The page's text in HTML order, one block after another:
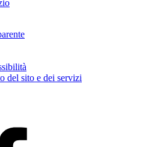
del sito e dei servizi